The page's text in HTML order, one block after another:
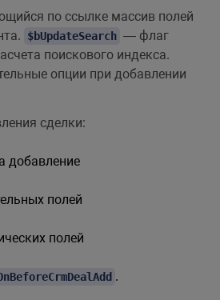
по ссылке массив полей
$bUpdateSearch — флаг
поискового индекса.
опции при добавлении
сделки:
добавление
полей
полей
.